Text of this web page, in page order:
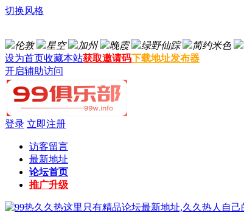
切换风格
伦敦 星空 加州 晚霞 绿野仙踪 简约米色
设为首页收藏本站获取邀请码下载地址发布器
开启辅助访问
登录 立即注册
访客留言
最新地址
论坛首页
推广升级